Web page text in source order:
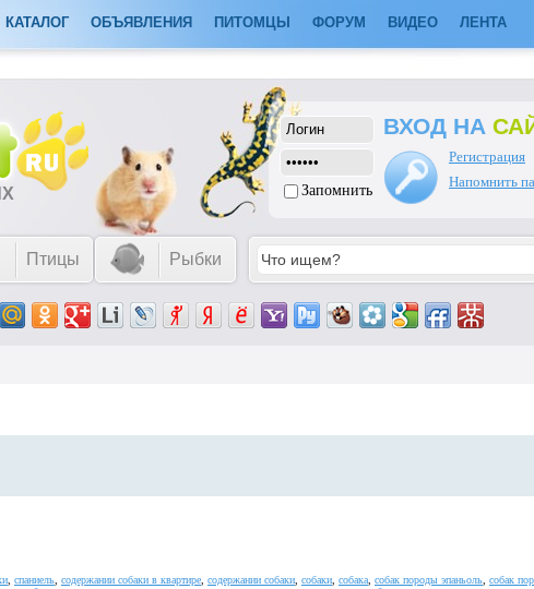
КАТАЛОГ ОБЪЯВЛЕНИЯ ПИТОМЦЫ ФОРУМ ВИДЕО ЛЕНТА
Запомнить
ВХОД НА
Регистрация
Напомнить
Птицы Рыбки
спаниель содержании собаки в квартире содержании собаки собаки собака собак породы эпаньоль собак